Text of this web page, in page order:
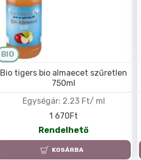
BIO
Egységár: 2.23 Ft/ ml
Bio tigers bio almaecet szűretlen
750ml
1 670Ft
Rendelhető
KOSÁRBA